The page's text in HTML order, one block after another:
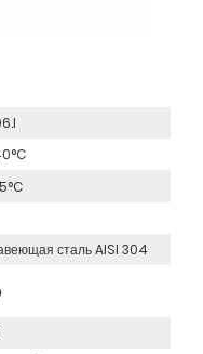
сталь AISI 304